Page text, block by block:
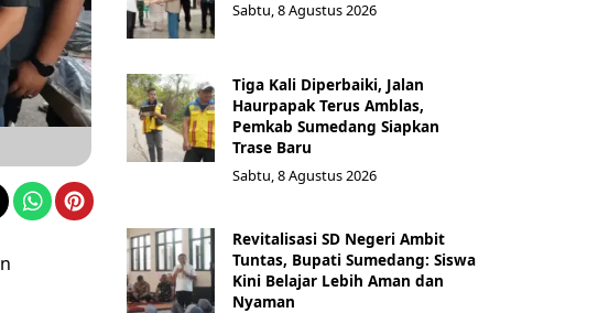
Sabtu, 8 Agustus 2026
Tiga Kali Diperbaiki, Jalan
Haurpapak Terus Amblas,
Pemkab Sumedang Siapkan
Trase Baru
Sabtu, 8 Agustus 2026
Revitalisasi SD Negeri Ambit
Tuntas, Bupati Sumedang: Siswa
Kini Belajar Lebih Aman dan
Nyaman